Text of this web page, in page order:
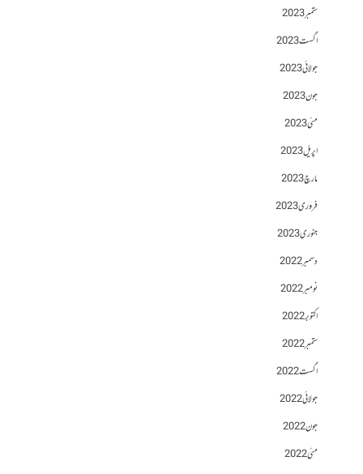
ستمبر 2023
اگست 2023
جولائی 2023
جون 2023
مئی 2023
اپریل 2023
مارچ 2023
فروری 2023
جنوری 2023
دسمبر 2022
نومبر 2022
اکتوبر 2022
ستمبر 2022
اگست 2022
جولائی 2022
جون 2022
مئی 2022